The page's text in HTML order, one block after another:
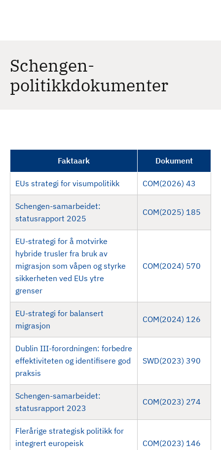
Schengen-
politikkdokumenter
Faktaark Dokument
EUs strategi for visumpolitikk COM(2026) 43
Schengen-samarbeidet:
statusrapport 2025
COM(2025) 185
EU-strategi for å motvirke
hybride trusler fra bruk av
migrasjon som våpen og styrke
sikkerheten ved EUs ytre
grenser
COM(2024) 570
EU-strategi for balansert
migrasjon
COM(2024) 126
Dublin III-forordningen: forbedre
effektiviteten og identifisere god
praksis
SWD(2023) 390
Schengen-samarbeidet:
statusrapport 2023
COM(2023) 274
Flerårige strategisk politikk for
integrert europeisk
COM(2023) 146